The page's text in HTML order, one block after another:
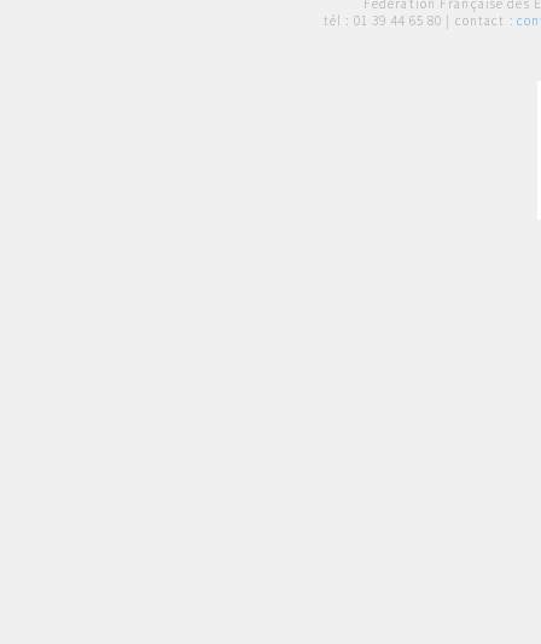
Fédération Française des
tél : 01 39 44 65 80 | contact :